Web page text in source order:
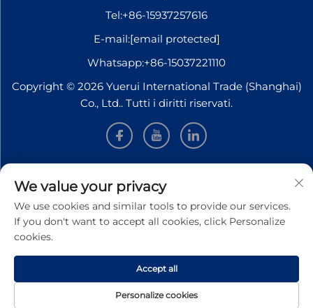
Tel:+86-15937257616
E-mail:[email protected]
Whatsapp:+86-15037221110
Copyright © 2026 Yuerui International Trade (Shanghai)
Co., Ltd.. Tutti i diritti riservati.
INFORMAZIONI
Iscriviti per ricevere la nostra newsletter settimanale
Invia
We value your privacy
We use cookies and similar tools to provide our services.
If you don't want to accept all cookies, click Personalize
cookies.
Personalize cookies
Accept all